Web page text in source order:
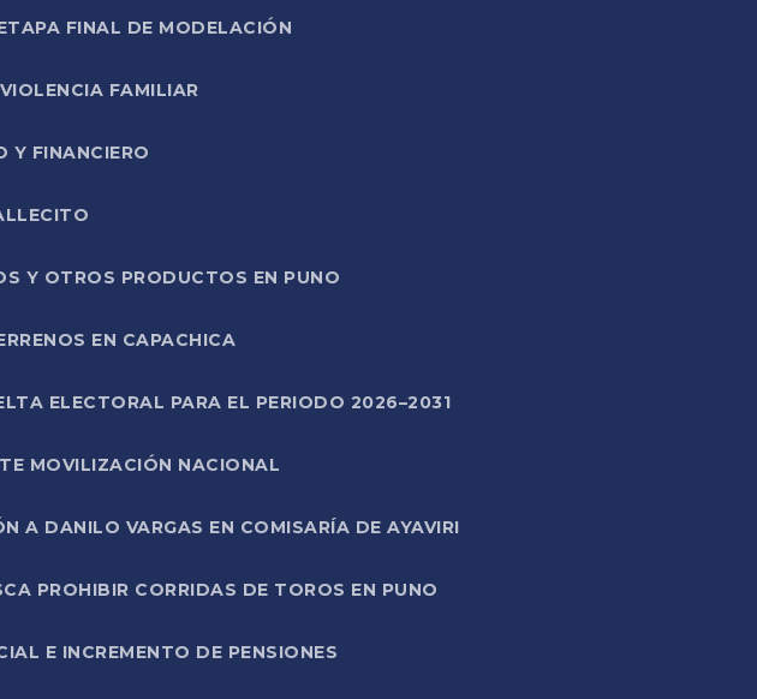
FINAL DE MODELACIÓN
FAMILIAR
Y FINANCIERO
Y OTROS PRODUCTOS EN PUNO
EN CAPACHICA
ELECTORAL PARA EL PERIODO 2026–2031
MOVILIZACIÓN NACIONAL
A DANILO VARGAS EN COMISARÍA DE AYAVIRI
PROHIBIR CORRIDAS DE TOROS EN PUNO
E INCREMENTO DE PENSIONES